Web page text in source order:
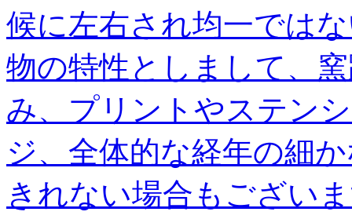
候に左右され均一では
物の特性としまして、
み、プリントやステン
ジ、全体的な経年の細
きれない場合もござい